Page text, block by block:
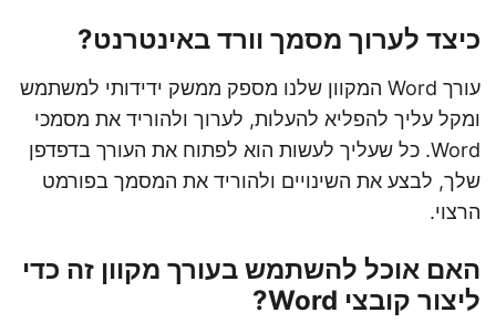
כיצד לערוך מסמך וורד באינטרנט?
עורך Word המקוון שלנו מספק ממשק ידידותי למשתמש
ומקל עליך להפליא להעלות, לערוך ולהוריד את מסמכי
Word. כל שעליך לעשות הוא לפתוח את העורך בדפדפן
שלך, לבצע את השינויים ולהוריד את המסמך בפורמט
הרצוי.
האם אוכל להשתמש בעורך מקוון זה כדי
ליצור קובצי Word?